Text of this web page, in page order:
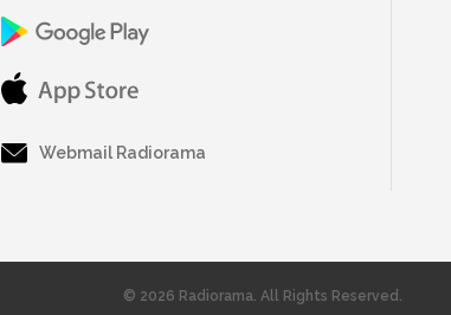
Webmail Radiorama
© 2026 Radiorama. All Rights Reserved.